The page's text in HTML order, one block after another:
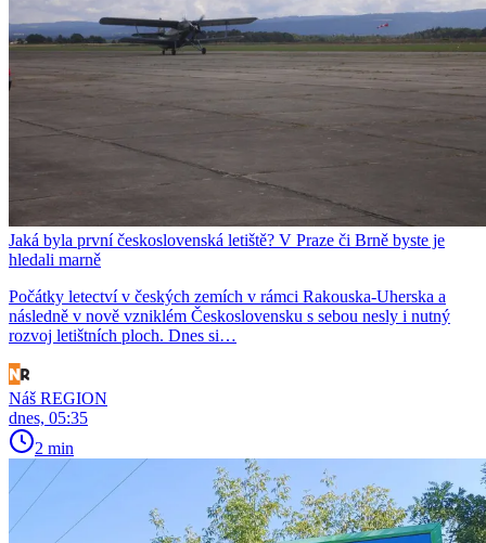
Jaká byla první československá letiště? V Praze či Brně byste je
hledali marně
Počátky letectví v českých zemích v rámci Rakouska-Uherska a
následně v nově vzniklém Československu s sebou nesly i nutný
rozvoj letištních ploch. Dnes si…
Náš REGION
dnes, 05:35
2 min